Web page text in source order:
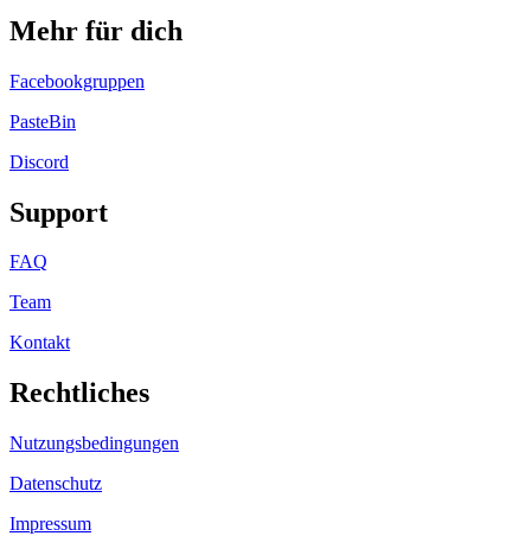
Mehr für dich
Facebookgruppen
PasteBin
Discord
Support
FAQ
Team
Kontakt
Rechtliches
Nutzungsbedingungen
Datenschutz
Impressum